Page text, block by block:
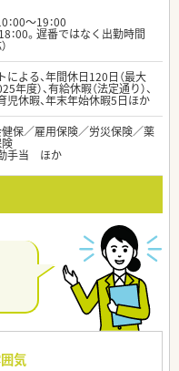
：00～19：00
：00。遅番ではなく出勤時間
による、年間休日120日（最大
度）、有給休暇（法定通り）、
児休暇、年末年始休暇5日ほか
保／雇用保険／労災保険／薬
手当 ほか
気